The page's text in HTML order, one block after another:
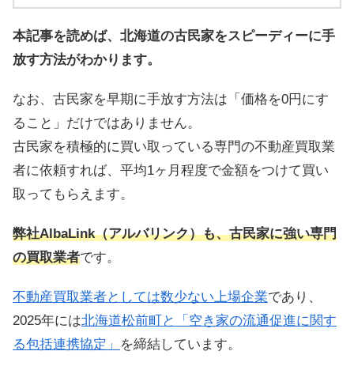
本記事を読めば、北海道の古民家をスピーディーに手
放す方法がわかります。
なお、古民家を早期に手放す方法は「価格を0円にす
ること」だけではありません。
古民家を積極的に買い取っている専門の不動産買取業
者に依頼すれば、平均1ヶ月程度で金額をつけて買い
取ってもらえます。
弊社AlbaLink（アルバリンク）も、古民家に強い専門
の買取業者です。
不動産買取業者としては数少ない上場企業であり、
2025年には北海道松前町と「空き家の流通促進に関す
る包括連携協定」
を締結しています。